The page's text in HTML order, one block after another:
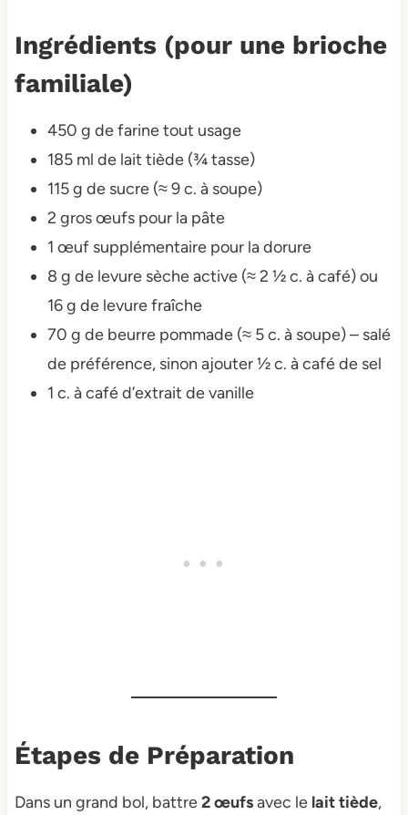
Ingrédients (pour une brioche
familiale)
450 g de farine tout usage
185 ml de lait tiède (¾ tasse)
115 g de sucre (≈ 9 c. à soupe)
2 gros œufs pour la pâte
1 œuf supplémentaire pour la dorure
8 g de levure sèche active (≈ 2 ½ c. à café) ou
16 g de levure fraîche
70 g de beurre pommade (≈ 5 c. à soupe) – salé
de préférence, sinon ajouter ½ c. à café de sel
1 c. à café d’extrait de vanille
Étapes de Préparation
Dans un grand bol, battre2 œufsavec le lait tiède,